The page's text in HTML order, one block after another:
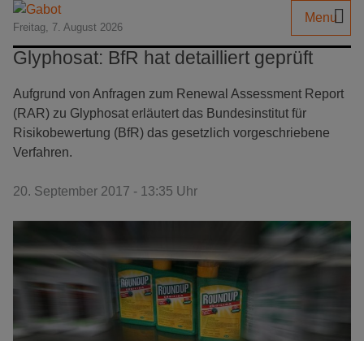
Freitag, 7. August 2026
Menu
Glyphosat: BfR hat detailliert geprüft
Aufgrund von Anfragen zum Renewal Assessment Report
(RAR) zu Glyphosat erläutert das Bundesinstitut für
Risikobewertung (BfR) das gesetzlich vorgeschriebene
Verfahren.
20. September 2017 - 13:35 Uhr